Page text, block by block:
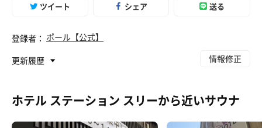
ツイート シェア 送る
登録者： ポール【公式】
更新履歴
情報修正
ホテル ステーション スリーから近いサウナ